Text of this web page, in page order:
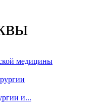
медицины
и...